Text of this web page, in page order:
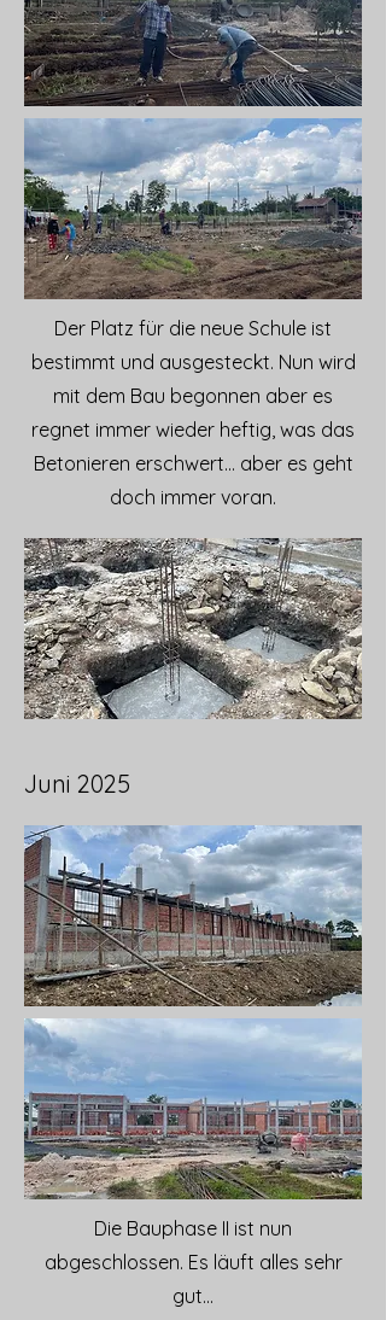
Der Platz für die neue Schule ist
bestimmt und ausgesteckt. Nun wird
mit dem Bau begonnen aber es
regnet immer wieder heftig, was das
Betonieren erschwert... aber es geht
doch immer voran.
Juni 2025
Die Bauphase II ist nun
abgeschlossen. Es läuft alles sehr
gut...